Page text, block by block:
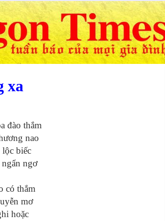
xa
đào thắm
nao
lộc biếc
ngơ
có thắm
mơ
hoặc